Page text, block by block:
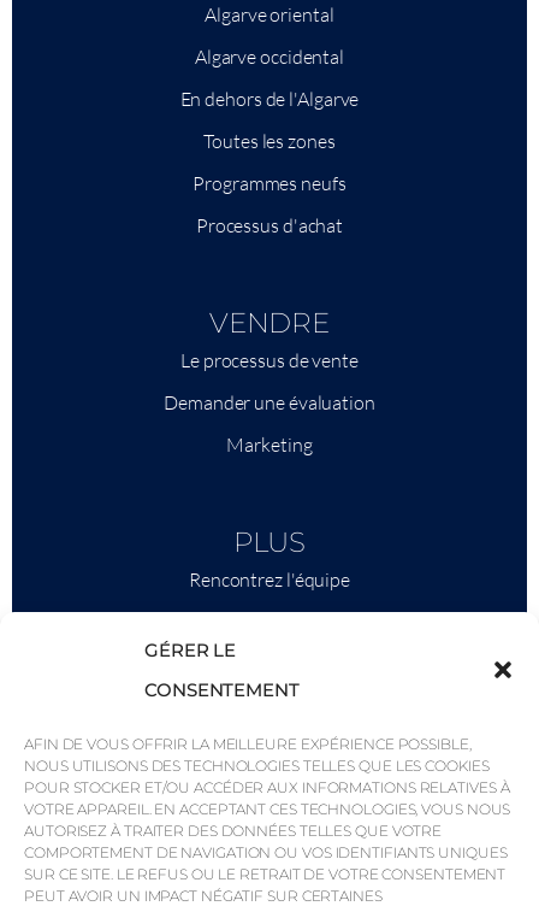
GÉRER LE
CONSENTEMENT
AFIN DE VOUS OFFRIR LA MEILLEURE EXPÉRIENCE POSSIBLE,
NOUS UTILISONS DES TECHNOLOGIES TELLES QUE LES COOKIES
POUR STOCKER ET/OU ACCÉDER AUX INFORMATIONS RELATIVES À
VOTRE APPAREIL. EN ACCEPTANT CES TECHNOLOGIES, VOUS NOUS
AUTORISEZ À TRAITER DES DONNÉES TELLES QUE VOTRE
COMPORTEMENT DE NAVIGATION OU VOS IDENTIFIANTS UNIQUES
SUR CE SITE. LE REFUS OU LE RETRAIT DE VOTRE CONSENTEMENT
PEUT AVOIR UN IMPACT NÉGATIF SUR CERTAINES
Algarve oriental
Algarve occidental
En dehors de l'Algarve
Toutes les zones
Programmes neufs
Processus d'achat
VENDRE
Le processus de vente
Demander une évaluation
Marketing
PLUS
Rencontrez l'équipe
Pourquoi QP Savills ?
Actualités et événements
Cartes de la région
Communauté